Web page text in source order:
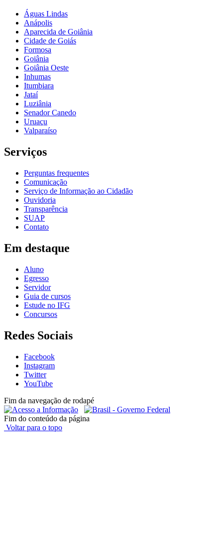
Águas Lindas
Anápolis
Aparecida de Goiânia
Cidade de Goiás
Formosa
Goiânia
Goiânia Oeste
Inhumas
Itumbiara
Jataí
Luziânia
Senador Canedo
Uruaçu
Valparaíso
Serviços
Perguntas frequentes
Comunicação
Serviço de Informação ao Cidadão
Ouvidoria
Transparência
SUAP
Contato
Em destaque
Aluno
Egresso
Servidor
Guia de cursos
Estude no IFG
Concursos
Redes Sociais
Facebook
Instagram
Twitter
YouTube
Fim da navegação de rodapé
Fim do conteúdo da página
Voltar para o topo